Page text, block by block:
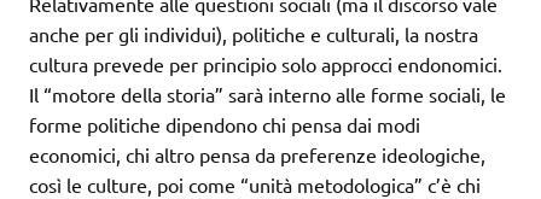
anche per gli individui), politiche e culturali, la nostra
cultura prevede per principio solo approcci endonomici.
Il “motore della storia” sarà interno alle forme sociali, le
forme politiche dipendono chi pensa dai modi
economici, chi altro pensa da preferenze ideologiche,
così le culture, poi come “unità metodologica” c’è chi